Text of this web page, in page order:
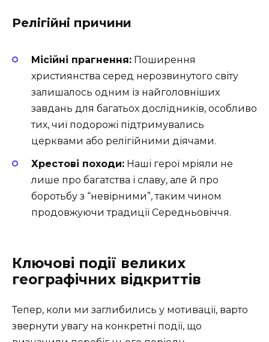
Релігійні причини
Місійні прагнення: Поширення
християнства серед нерозвинутого світу
залишалось одним із найголовніших
завдань для багатьох дослідників, особливо
тих, чиї подорожі підтримувались
церквами або релігійними діячами.
Хрестові походи: Наші герої мріяли не
лише про багатства і славу, але й про
боротьбу з “невірними”, таким чином
продовжуючи традиції Середньовіччя.
Ключові події великих
географічних відкриттів
Тепер, коли ми заглибились у мотивації, варто
звернути увагу на конкретні події, що